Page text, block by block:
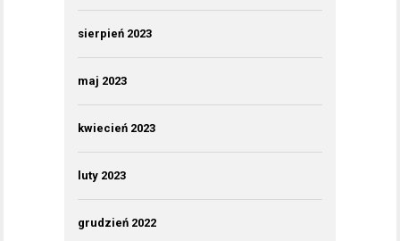
sierpień 2023
maj 2023
kwiecień 2023
luty 2023
grudzień 2022